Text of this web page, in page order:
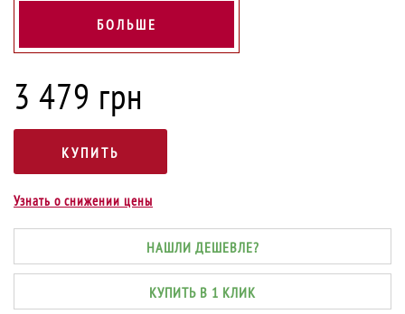
БОЛЬШЕ
3 479 грн
Узнать о снижении цены
НАШЛИ ДЕШЕВЛЕ?
КУПИТЬ В 1 КЛИК